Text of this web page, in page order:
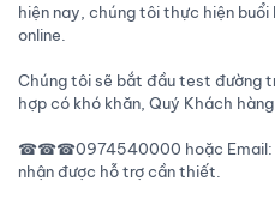
hiện nay, chúng tôi thực hiện
online.
Chúng tôi sẽ bắt đầu test đường
hợp có khó khăn, Quý Khách
☎☎☎0974540000 hoặc Email:
nhận được hỗ trợ cần thiết.